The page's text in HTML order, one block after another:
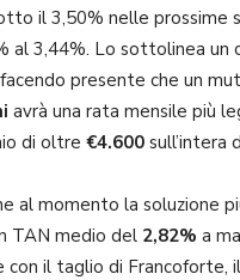
il 3,50% nelle prossime
al 3,44%. Lo sottolinea un
presente che un
avrà una rata mensile più
di oltre €4.600 sull’intera
al momento la soluzione
TAN medio del 2,82% a
con il taglio di Francoforte,